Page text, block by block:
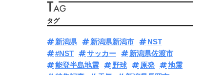
タグ
新潟県 新潟県新潟市
NST
#NST
サッカー
新潟県佐渡市
能登半島地震
野球 原発
地震